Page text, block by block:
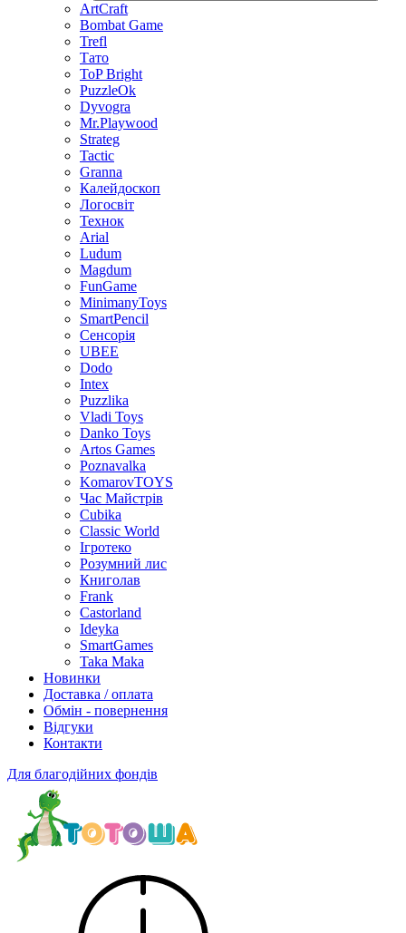
ArtCraft
Bombat Game
Trefl
Тато
ToP Bright
PuzzleOk
Dyvogra
Mr.Playwood
Strateg
Tactic
Granna
Калейдоскоп
Логосвіт
Технок
Arial
Ludum
Magdum
FunGame
MinimanyToys
SmartPencil
Сенсорія
UBEE
Dodo
Intex
Puzzlika
Vladi Toys
Danko Toys
Artos Games
Poznavalka
KomarovTOYS
Час Майстрів
Cubika
Classic World
Ігротеко
Розумний лис
Книголав
Frank
Castorland
Ideyka
SmartGames
Taka Maka
Новинки
Доставка / оплата
Обмін - повернення
Відгуки
Контакти
Для благодійних фондів